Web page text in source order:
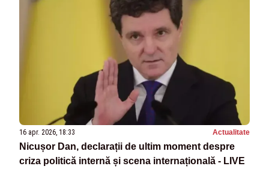
16 apr. 2026, 18:33 Actualitate
Nicușor Dan, declarații de ultim moment despre
criza politică internă și scena internațională - LIVE